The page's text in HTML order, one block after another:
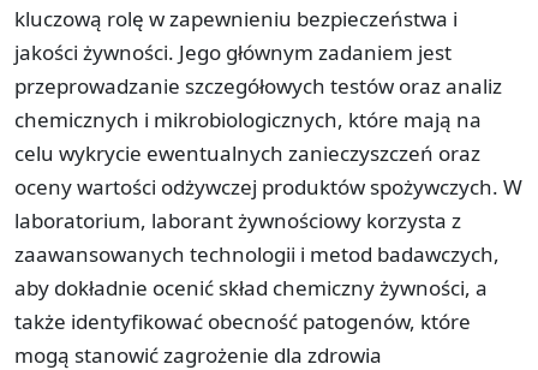
kluczową rolę w zapewnieniu bezpieczeństwa i
jakości żywności. Jego głównym zadaniem jest
przeprowadzanie szczegółowych testów oraz analiz
chemicznych i mikrobiologicznych, które mają na
celu wykrycie ewentualnych zanieczyszczeń oraz
oceny wartości odżywczej produktów spożywczych. W
laboratorium, laborant żywnościowy korzysta z
zaawansowanych technologii i metod badawczych,
aby dokładnie ocenić skład chemiczny żywności, a
także identyfikować obecność patogenów, które
mogą stanowić zagrożenie dla zdrowia